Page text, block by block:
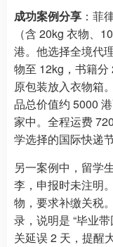
成功案例分享 ：菲
（含 20kg 衣物、
港。他选择全境代
物至 12kg，书籍
原包装放入衣物箱
品总价值约 5000
家中。全程运费
学选择的国际快递
另一案例中，留学
李，申报时未注明
物，要求补缴关税
录，说明是 “毕业
关延误 2 天，提醒